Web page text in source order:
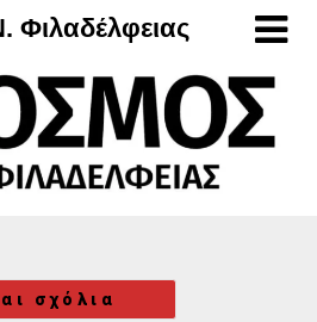
Φιλαδέλφειας
σχόλια